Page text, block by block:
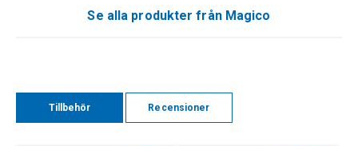
Se alla produkter från Magico
Tillbehör Recensioner